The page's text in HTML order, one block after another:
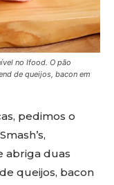
no Ifood. O pão
de queijos, bacon em
pedimos o
abriga duas
queijos, bacon